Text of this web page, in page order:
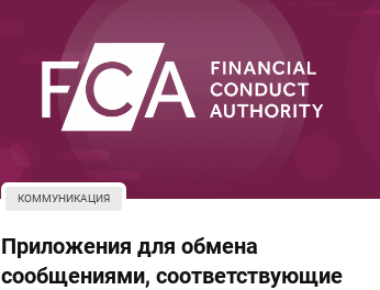
КОММУНИКАЦИЯ
Приложения для обмена
сообщениями, соответствующие